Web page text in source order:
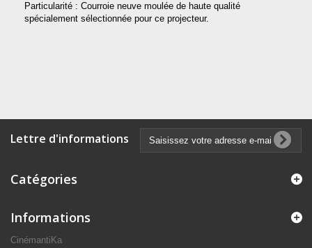
Particularité : Courroie neuve moulée de haute qualité
spécialement sélectionnée pour ce projecteur.
Lettre d'informations
Catégories
Informations
CinémantiKa